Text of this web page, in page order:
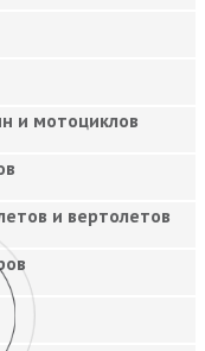
и мотоциклов
и вертолетов